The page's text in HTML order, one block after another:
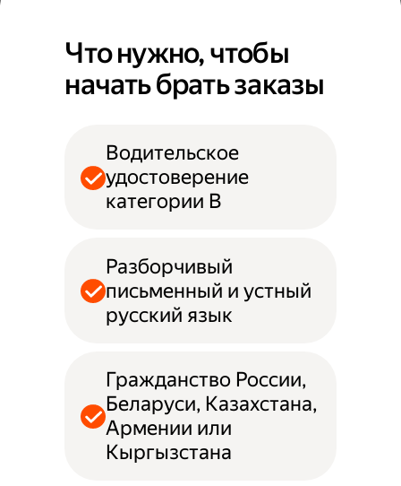
Что нужно, чтобы
начать брать заказы
Водительское
удостоверение
категории B
Разборчивый
письменный и устный
русский язык
Гражданство России,
Беларуси, Казахстана,
Армении или
Кыргызстана